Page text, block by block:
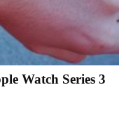
Watch Series 3